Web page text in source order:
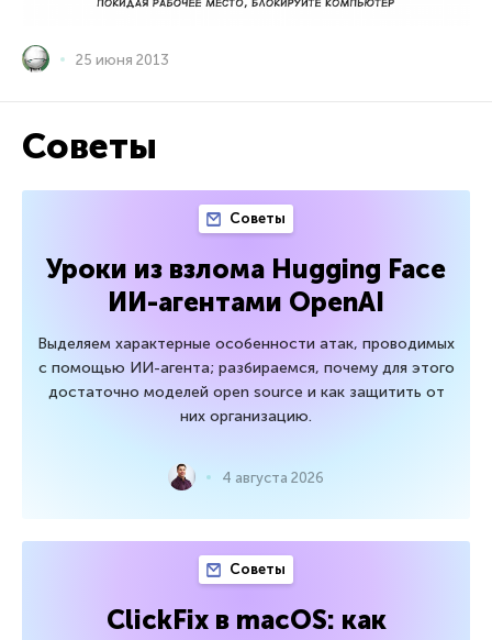
25 июня 2013
Советы
Советы
Уроки из взлома Hugging Face
ИИ-агентами OpenAI
Выделяем характерные особенности атак, проводимых
с помощью ИИ-агента; разбираемся, почему для этого
достаточно моделей open source и как защитить от
них организацию.
4 августа 2026
Советы
ClickFix в macOS: как